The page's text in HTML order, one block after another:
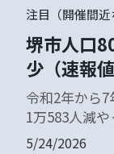
注目（開催間近
堺市人口
少（速報値
令和2年から
1万583人減
5/24/2026